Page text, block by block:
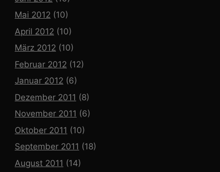
Mai 2012 (10)
April 2012 (10)
März 2012 (10)
Februar 2012 (12)
Januar 2012 (6)
Dezember 2011 (8)
November 2011 (6)
Oktober 2011 (10)
September 2011 (18)
August 2011 (14)